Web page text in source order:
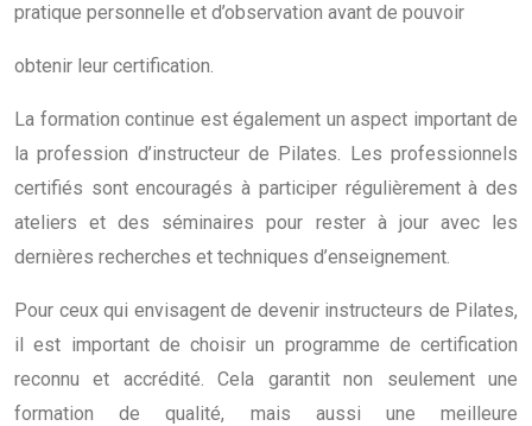
pratique personnelle et d’observation avant de pouvoir
obtenir leur certification.
La formation continue est également un aspect important de
la profession d’instructeur de Pilates. Les professionnels
certifiés sont encouragés à participer régulièrement à des
ateliers et des séminaires pour rester à jour avec les
dernières recherches et techniques d’enseignement.
Pour ceux qui envisagent de devenir instructeurs de Pilates,
il est important de choisir un programme de certification
reconnu et accrédité. Cela garantit non seulement une
formation de qualité, mais aussi une meilleure